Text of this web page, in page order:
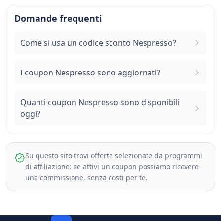
Domande frequenti
Come si usa un codice sconto Nespresso?
I coupon Nespresso sono aggiornati?
Quanti coupon Nespresso sono disponibili
oggi?
Su questo sito trovi offerte selezionate da programmi
di affiliazione: se attivi un coupon possiamo ricevere
una commissione, senza costi per te.